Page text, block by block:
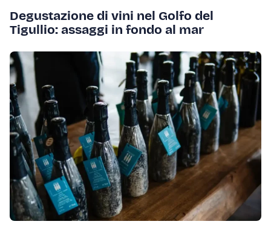
Degustazione di vini nel Golfo del
Tigullio: assaggi in fondo al mar